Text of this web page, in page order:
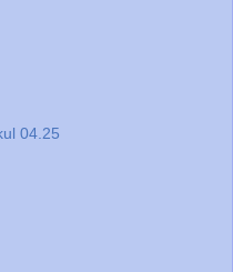
04.25